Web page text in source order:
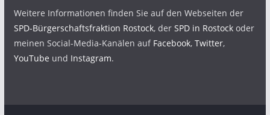
Weitere Informationen finden Sie auf den Webseiten der
SPD-Bürgerschaftsfraktion Rostock, der SPD in Rostockoder
meinen Social-Media-Kanälen auf Facebook, Twitter,
YouTube und Instagram.